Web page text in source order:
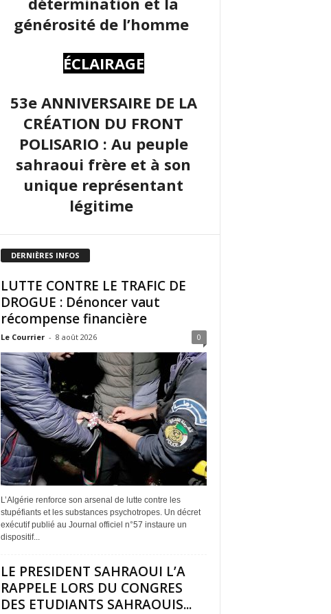
générosité de l’homme
ÉCLAIRAGE
53e ANNIVERSAIRE DE LA
CRÉATION DU FRONT
POLISARIO : Au peuple
sahraoui frère et à son
unique représentant
légitime
DERNIÈRES INFOS
LUTTE CONTRE LE TRAFIC DE
DROGUE : Dénoncer vaut
récompense financière
Le Courrier - 8 août 2026 0
L’Algérie renforce son arsenal de lutte contre les
stupéfiants et les substances psychotropes. Un décret
exécutif publié au Journal officiel n°57 instaure un
dispositif...
LE PRESIDENT SAHRAOUI L’A
RAPPELE LORS DU CONGRES
DES ETUDIANTS SAHRAOUIS...